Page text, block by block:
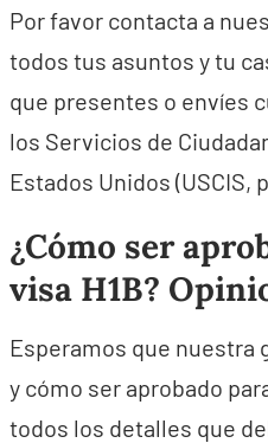
Por favor contacta a
todos tus asuntos y tu
que presentes o envíes
los Servicios de
Estados Unidos (USCIS,
¿Cómo ser
visa H1B?
Esperamos que nuestra
y cómo ser aprobado
todos los detalles que